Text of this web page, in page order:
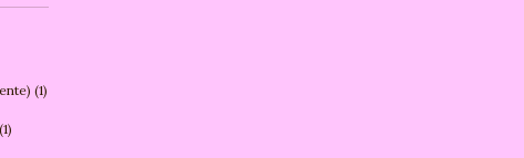
(1)